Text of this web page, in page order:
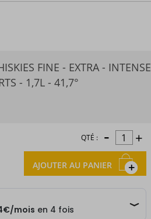
FINE - EXTRA - INTENSE
- 1,7L - 41,7°
QTÉ : - +
AJOUTER AU PANIER